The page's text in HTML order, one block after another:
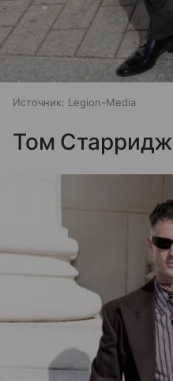
Источник: Legion-Media
Том Старридж